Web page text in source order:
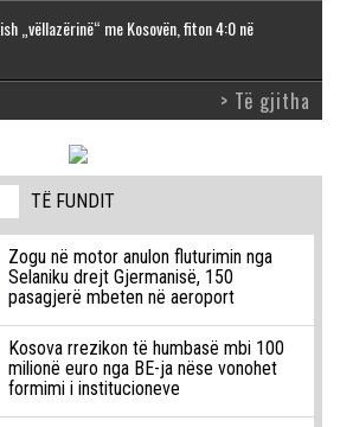
„vëllazërinë“ me Kosovën, fiton 4:0 në
> Të gjitha
TË FUNDIT
Zogu në motor anulon fluturimin nga
Selaniku drejt Gjermanisë, 150
pasagjerë mbeten në aeroport
Kosova rrezikon të humbasë mbi 100
milionë euro nga BE-ja nëse vonohet
formimi i institucioneve